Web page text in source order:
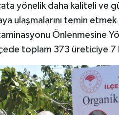
yönelik daha kaliteli ve
ulaşmalarını temin
Önlenmesine
toplam 373 üreticiye